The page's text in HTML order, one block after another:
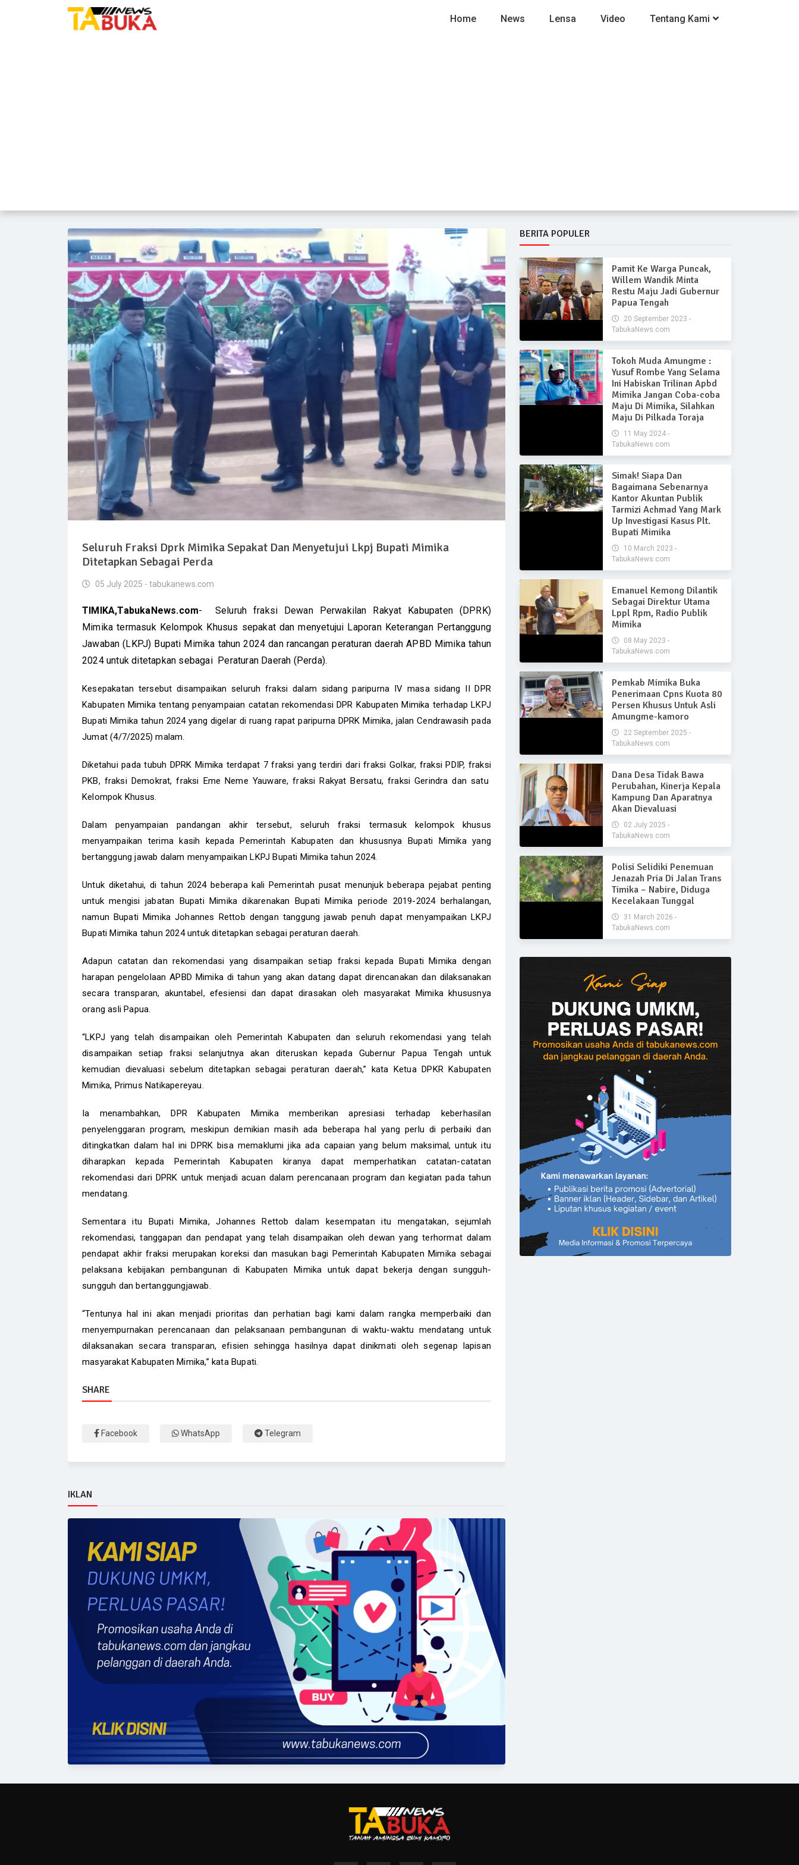
Home News Lensa Video Tentang Kami
Seluruh Fraksi Dprk Mimika Sepakat Dan Menyetujui Lkpj Bupati Mimika
Ditetapkan Sebagai Perda
05 July 2025 - tabukanews.com
TIMIKA,TabukaNews.com- Seluruh fraksi Dewan Perwakilan Rakyat Kabupaten (DPRK)
Mimika termasuk Kelompok Khusus sepakat dan menyetujui Laporan Keterangan Pertanggung
Jawaban (LKPJ) Bupati Mimika tahun 2024 dan rancangan peraturan daerah APBD Mimika tahun
2024 untuk ditetapkan sebagai Peraturan Daerah (Perda).
Kesepakatan tersebut disampaikan seluruh fraksi dalam sidang paripurna IV masa sidang II DPR
Kabupaten Mimika tentang penyampaian catatan rekomendasi DPR Kabupaten Mimika terhadap LKPJ
Bupati Mimika tahun 2024 yang digelar di ruang rapat paripurna DPRK Mimika, jalan Cendrawasih pada
Jumat (4/7/2025) malam.
Diketahui pada tubuh DPRK Mimika terdapat 7 fraksi yang terdiri dari fraksi Golkar, fraksi PDIP, fraksi
PKB, fraksi Demokrat, fraksi Eme Neme Yauware, fraksi Rakyat Bersatu, fraksi Gerindra dan satu
Kelompok Khusus.
Dalam penyampaian pandangan akhir tersebut, seluruh fraksi termasuk kelompok khusus
menyampaikan terima kasih kepada Pemerintah Kabupaten dan khususnya Bupati Mimika yang
bertanggung jawab dalam menyampaikan LKPJ Bupati Mimika tahun 2024.
Untuk diketahui, di tahun 2024 beberapa kali Pemerintah pusat menunjuk beberapa pejabat penting
untuk mengisi jabatan Bupati Mimika dikarenakan Bupati Mimika periode 2019-2024 berhalangan,
namun Bupati Mimika Johannes Rettob dengan tanggung jawab penuh dapat menyampaikan LKPJ
Bupati Mimika tahun 2024 untuk ditetapkan sebagai peraturan daerah.
Adapun catatan dan rekomendasi yang disampaikan setiap fraksi kepada Bupati Mimika dengan
harapan pengelolaan APBD Mimika di tahun yang akan datang dapat direncanakan dan dilaksanakan
secara transparan, akuntabel, efesiensi dan dapat dirasakan oleh masyarakat Mimika khususnya
orang asli Papua.
“LKPJ yang telah disampaikan oleh Pemerintah Kabupaten dan seluruh rekomendasi yang telah
disampaikan setiap fraksi selanjutnya akan diteruskan kepada Gubernur Papua Tengah untuk
kemudian dievaluasi sebelum ditetapkan sebagai peraturan daerah,” kata Ketua DPKR Kabupaten
Mimika, Primus Natikapereyau.
Ia menambahkan, DPR Kabupaten Mimika memberikan apresiasi terhadap keberhasilan
penyelenggaran program, meskipun demikian masih ada beberapa hal yang perlu di perbaiki dan
ditingkatkan dalam hal ini DPRK bisa memaklumi jika ada capaian yang belum maksimal, untuk itu
diharapkan kepada Pemerintah Kabupaten kiranya dapat memperhatikan catatan-catatan
rekomendasi dari DPRK untuk menjadi acuan dalam perencanaan program dan kegiatan pada tahun
mendatang.
Sementara itu Bupati Mimika, Johannes Rettob dalam kesempatan itu mengatakan, sejumlah
rekomendasi, tanggapan dan pendapat yang telah disampaikan oleh dewan yang terhormat dalam
pendapat akhir fraksi merupakan koreksi dan masukan bagi Pemerintah Kabupaten Mimika sebagai
pelaksana kebijakan pembangunan di Kabupaten Mimika untuk dapat bekerja dengan sungguh-
sungguh dan bertanggungjawab.
“Tentunya hal ini akan menjadi prioritas dan perhatian bagi kami dalam rangka memperbaiki dan
menyempurnakan perencanaan dan pelaksanaan pembangunan di waktu-waktu mendatang untuk
dilaksanakan secara transparan, efisien sehingga hasilnya dapat dinikmati oleh segenap lapisan
masyarakat Kabupaten Mimika,” kata Bupati.
SHARE
Facebook WhatsApp Telegram
IKLAN
BERITA POPULER
Pamit Ke Warga Puncak,
Willem Wandik Minta
Restu Maju Jadi Gubernur
Papua Tengah
20 September 2023 -
TabukaNews.com
Tokoh Muda Amungme :
Yusuf Rombe Yang Selama
Ini Habiskan Trilinan Apbd
Mimika Jangan Coba-coba
Maju Di Mimika, Silahkan
Maju Di Pilkada Toraja
11 May 2024 -
TabukaNews.com
Simak! Siapa Dan
Bagaimana Sebenarnya
Kantor Akuntan Publik
Tarmizi Achmad Yang Mark
Up Investigasi Kasus Plt.
Bupati Mimika
10 March 2023 -
TabukaNews.com
Emanuel Kemong Dilantik
Sebagai Direktur Utama
Lppl Rpm, Radio Publik
Mimika
08 May 2023 -
TabukaNews.com
Pemkab Mimika Buka
Penerimaan Cpns Kuota 80
Persen Khusus Untuk Asli
Amungme-kamoro
22 September 2025 -
TabukaNews.com
Dana Desa Tidak Bawa
Perubahan, Kinerja Kepala
Kampung Dan Aparatnya
Akan Dievaluasi
02 July 2025 -
TabukaNews.com
Polisi Selidiki Penemuan
Jenazah Pria Di Jalan Trans
Timika – Nabire, Diduga
Kecelakaan Tunggal
31 March 2026 -
TabukaNews.com